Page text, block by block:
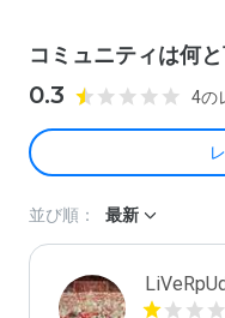
コミュニティは何
0.3 4の
並び順： 最新